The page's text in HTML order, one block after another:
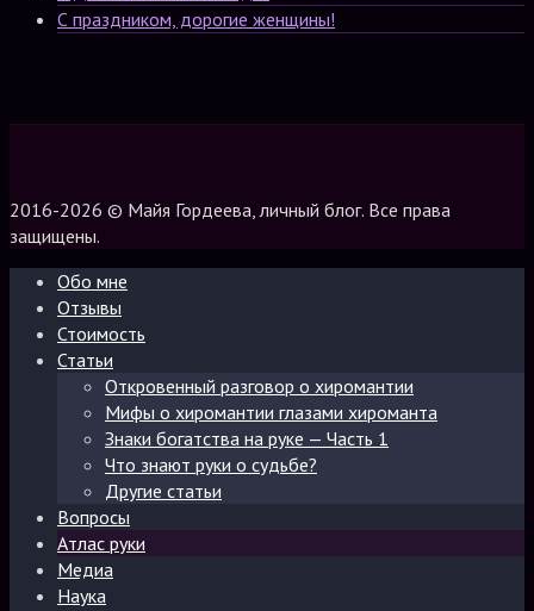
С праздником, дорогие женщины!
2016-2026 © Майя Гордеева, личный блог. Все права
защищены.
Обо мне
Отзывы
Стоимость
Статьи
Откровенный разговор о хиромантии
Мифы о хиромантии глазами хироманта
Знаки богатства на руке — Часть 1
Что знают руки о судьбе?
Другие статьи
Вопросы
Атлас руки
Медиа
Наука